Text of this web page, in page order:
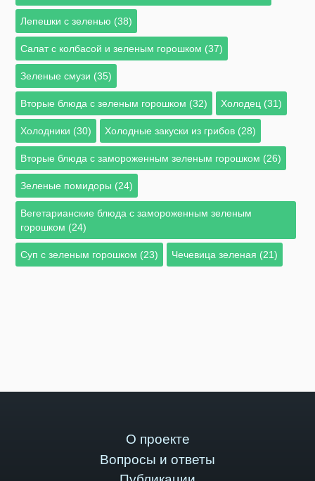
Лепешки с зеленью (38)
Салат с колбасой и зеленым горошком (37)
Зеленые смузи (35)
Вторые блюда с зеленым горошком (32) Холодец (31)
Холодники (30) Холодные закуски из грибов (28)
Вторые блюда с замороженным зеленым горошком (26)
Зеленые помидоры (24)
Вегетарианские блюда с замороженным зеленым
горошком (24)
Суп с зеленым горошком (23) Чечевица зеленая (21)
О проекте
Вопросы и ответы